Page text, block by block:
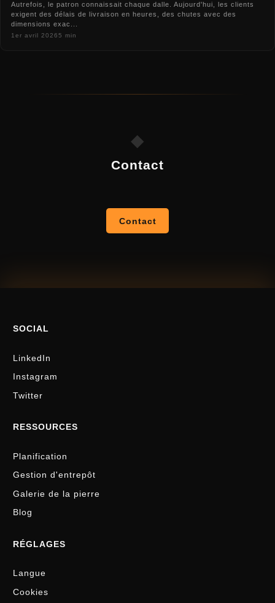
Autrefois, le patron connaissait chaque dalle. Aujourd'hui, les clients
exigent des délais de livraison en heures, des chutes avec des
dimensions exac...
1er avril 20265 min
◆
Contact
Contact
SOCIAL
LinkedIn
Instagram
Twitter
RESSOURCES
Planification
Gestion d'entrepôt
Galerie de la pierre
Blog
RÉGLAGES
Langue
Cookies